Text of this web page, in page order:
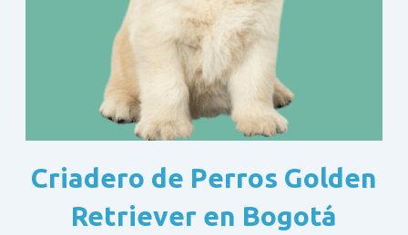
Criadero de Perros Golden
Retriever en Bogotá